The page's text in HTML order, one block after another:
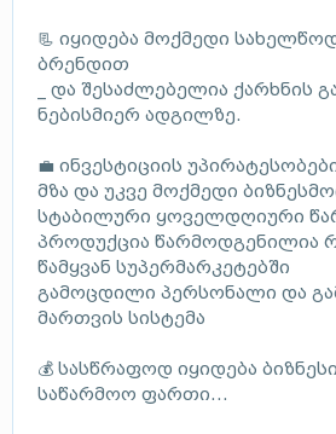
📃 იყიდება მოქმედი
ბრენდით
_ და შესაძლებელია ქარხნის
ნებისმიერ ადგილზე.
💼 ინვესტიციის
მზა და უკვე მოქმედი
სტაბილური ყოველდღიური
პროდუქცია წარმოდგენილია
წამყვან სუპერმარკეტებში
გამოცდილი პერსონალი და
მართვის სისტემა
💰 სასწრაფოდ იყიდება
საწარმოო ფართი...